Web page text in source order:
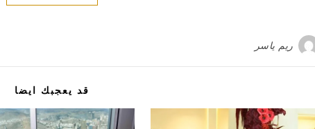
ريم ياسر
قد يعجبك ايضا